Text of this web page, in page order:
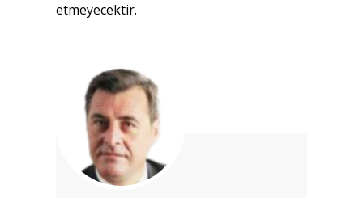
etmeyecektir.